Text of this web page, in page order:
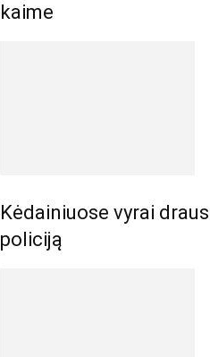
kaime
Kėdainiuose vyrai
policiją